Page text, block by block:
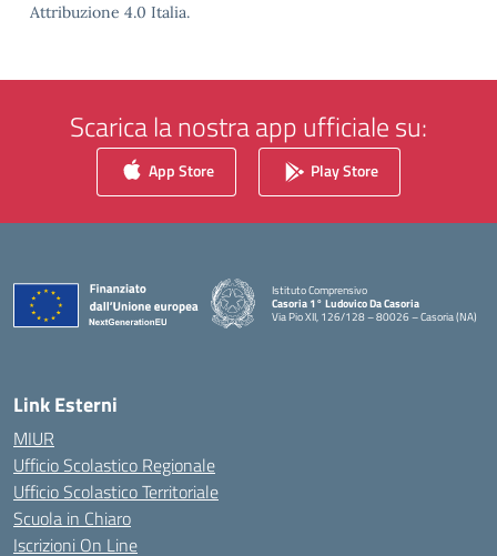
Attribuzione 4.0 Italia.
Scarica la nostra app ufficiale su:
App Store Play Store
Istituto Comprensivo
Casoria 1° Ludovico Da Casoria
Via Pio XII, 126/128 – 80026 – Casoria (NA)
Link Esterni
MIUR
Ufficio Scolastico Regionale
Ufficio Scolastico Territoriale
Scuola in Chiaro
Iscrizioni On Line